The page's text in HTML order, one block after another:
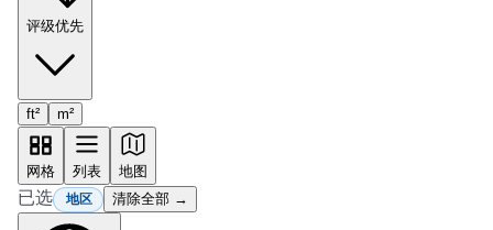
评级优先
ft² m²
网格 列表 地图
已选 地区 清除全部 →